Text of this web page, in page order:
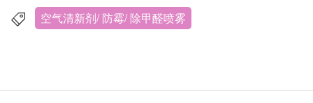
空气清新剂/ 防霉/ 除甲醛喷雾